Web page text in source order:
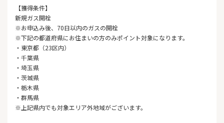
【獲得条件】
新規ガス開栓
※お申込み後、70日以内のガスの開栓
※下記の都道府県にお住まいの方のみポイント対象になります。
・東京都（23区内）
・千葉県
・埼玉県
・茨城県
・栃木県
・群馬県
※上記県内でも対象エリア外地域がございます。